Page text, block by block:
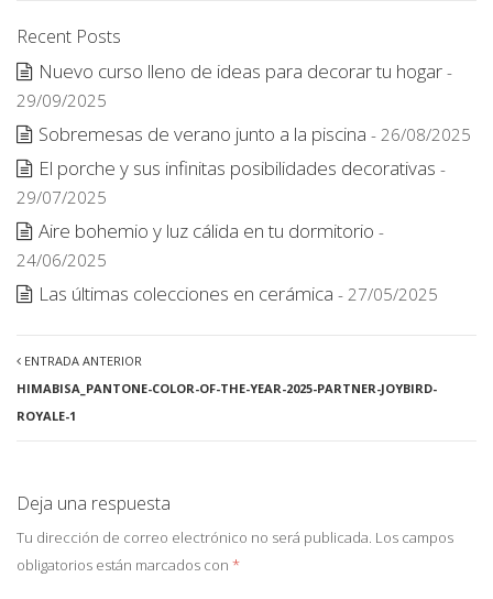
Recent Posts
Nuevo curso lleno de ideas para decorar tu hogar -
29/09/2025
Sobremesas de verano junto a la piscina - 26/08/2025
El porche y sus infinitas posibilidades decorativas -
29/07/2025
Aire bohemio y luz cálida en tu dormitorio -
24/06/2025
Las últimas colecciones en cerámica - 27/05/2025
ENTRADA ANTERIOR
HIMABISA_PANTONE-COLOR-OF-THE-YEAR-2025-PARTNER-JOYBIRD-
ROYALE-1
Deja una respuesta
Tu dirección de correo electrónico no será publicada. Los campos
obligatorios están marcados con *